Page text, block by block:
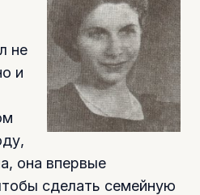
не
и
она впервые
сделать семейную